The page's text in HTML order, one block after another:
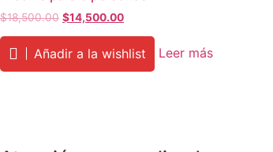
$18,500.00 Original
was:
$14,500.00Current
is:
Añadir a la wishlist Leer más